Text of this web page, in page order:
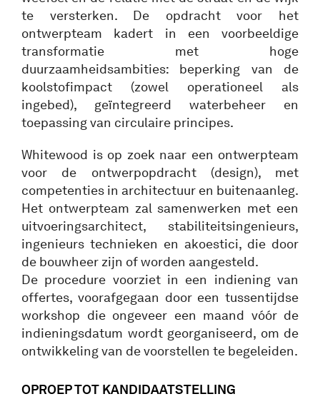
te versterken. De opdracht voor het
ontwerpteam kadert in een voorbeeldige
transformatie met hoge
duurzaamheidsambities: beperking van de
koolstofimpact (zowel operationeel als
ingebed), geïntegreerd waterbeheer en
toepassing van circulaire principes.
Whitewood is op zoek naar een ontwerpteam
voor de ontwerpopdracht (design), met
competenties in architectuur en buitenaanleg.
Het ontwerpteam zal samenwerken met een
uitvoeringsarchitect, stabiliteitsingenieurs,
ingenieurs technieken en akoestici, die door
de bouwheer zijn of worden aangesteld.
De procedure voorziet in een indiening van
offertes, voorafgegaan door een tussentijdse
workshop die ongeveer een maand vóór de
indieningsdatum wordt georganiseerd, om de
ontwikkeling van de voorstellen te begeleiden.
OPROEP TOT KANDIDAATSTELLING